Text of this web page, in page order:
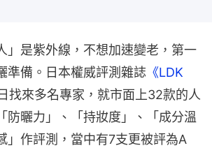
」是紫外線，不想加速變老，第一
準備。日本權威評測雜誌 《LDK
找來多名專家，就市面上32款的人
防曬力」、「持妝度」、「成分溫
」作評測，當中有7支更被評為A